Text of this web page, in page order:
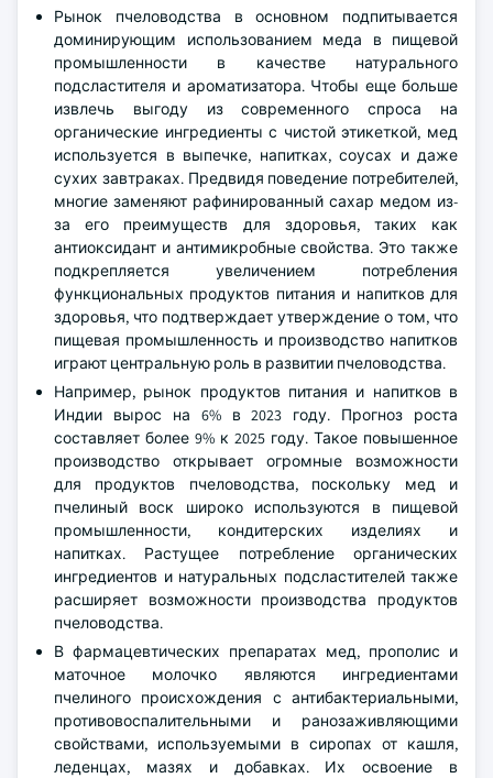
Рынок пчеловодства в основном подпитывается
доминирующим использованием меда в пищевой
промышленности в качестве натурального
подсластителя и ароматизатора. Чтобы еще больше
извлечь выгоду из современного спроса на
органические ингредиенты с чистой этикеткой, мед
используется в выпечке, напитках, соусах и даже
сухих завтраках. Предвидя поведение потребителей,
многие заменяют рафинированный сахар медом из-
за его преимуществ для здоровья, таких как
антиоксидант и антимикробные свойства. Это также
подкрепляется увеличением потребления
функциональных продуктов питания и напитков для
здоровья, что подтверждает утверждение о том, что
пищевая промышленность и производство напитков
играют центральную роль в развитии пчеловодства.
Например, рынок продуктов питания и напитков в
Индии вырос на 6% в 2023 году. Прогноз роста
составляет более 9% к 2025 году. Такое повышенное
производство открывает огромные возможности
для продуктов пчеловодства, поскольку мед и
пчелиный воск широко используются в пищевой
промышленности, кондитерских изделиях и
напитках. Растущее потребление органических
ингредиентов и натуральных подсластителей также
расширяет возможности производства продуктов
пчеловодства.
В фармацевтических препаратах мед, прополис и
маточное молочко являются ингредиентами
пчелиного происхождения с антибактериальными,
противовоспалительными и ранозаживляющими
свойствами, используемыми в сиропах от кашля,
леденцах, мазях и добавках. Их освоение в